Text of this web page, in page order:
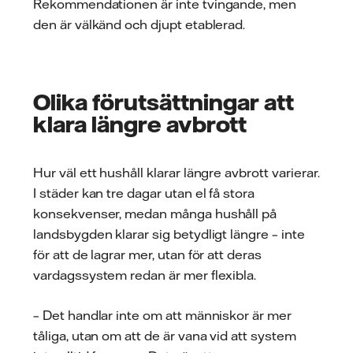
Rekommendationen är inte tvingande, men
den är välkänd och djupt etablerad.
Olika förutsättningar att
klara längre avbrott
Hur väl ett hushåll klarar längre avbrott varierar.
I städer kan tre dagar utan el få stora
konsekvenser, medan många hushåll på
landsbygden klarar sig betydligt längre – inte
för att de lagrar mer, utan för att deras
vardagssystem redan är mer flexibla.
– Det handlar inte om att människor är mer
tåliga, utan om att de är vana vid att system